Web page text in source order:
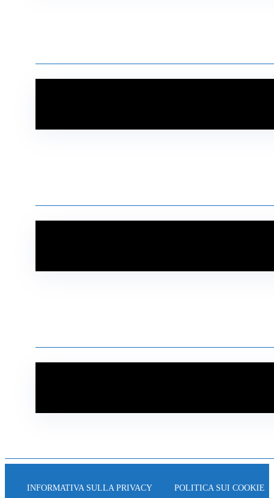
INFORMATIVA SULLA PRIVACY POLITICA SUI COOKIE